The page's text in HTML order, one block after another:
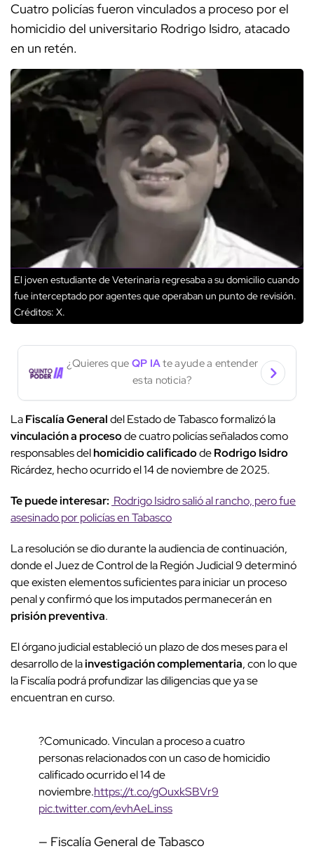
Cuatro policías fueron vinculados a proceso por el
homicidio del universitario Rodrigo Isidro, atacado
en un retén.
El joven estudiante de Veterinaria regresaba a su domicilio cuando
fue interceptado por agentes que operaban un punto de revisión.
Créditos: X.
¿Quieres que QP IAte ayude a entender
esta noticia?
LaFiscalía Generaldel Estado de Tabasco formalizó la
vinculación a procesode cuatro policías señalados como
responsables delhomicidio calificadodeRodrigo Isidro
Ricárdez, hecho ocurrido el 14 de noviembre de 2025.
Te puede interesar: Rodrigo Isidro salió al rancho, pero fue
asesinado por policías en Tabasco
La resolución se dio durante la audiencia de continuación,
donde el Juez de Control de la Región Judicial 9 determinó
que existen elementos suficientes para iniciar un proceso
penal y confirmó que los imputados permanecerán en
prisión preventiva.
El órgano judicial estableció un plazo de dos meses para el
desarrollo de lainvestigación complementaria, con lo que
la Fiscalía podrá profundizar las diligencias que ya se
encuentran en curso.
?Comunicado. Vinculan a proceso a cuatro
personas relacionados con un caso de homicidio
calificado ocurrido el 14 de
noviembre.https://t.co/gOuxkSBVr9
pic.twitter.com/evhAeLinss
— Fiscalía General de Tabasco